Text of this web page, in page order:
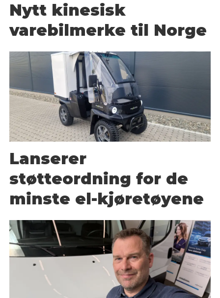
Nytt kinesisk
varebilmerke til Norge
Lanserer
støtteordning for de
minste el-kjøretøyene